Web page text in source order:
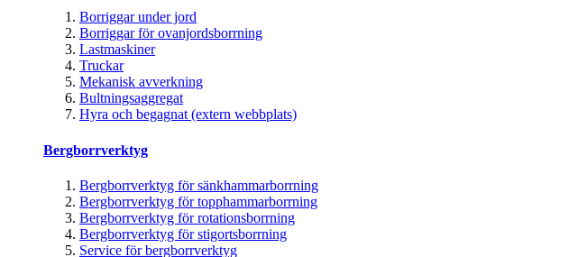
Borriggar under jord
Borriggar för ovanjordsborrning
Lastmaskiner
Truckar
Mekanisk avverkning
Bultningsaggregat
Hyra och begagnat (extern webbplats)
Bergborrverktyg
Bergborrverktyg för sänkhammarborrning
Bergborrverktyg för topphammarborrning
Bergborrverktyg för rotationsborrning
Bergborrverktyg för stigortsborrning
Service för bergborrverktyg